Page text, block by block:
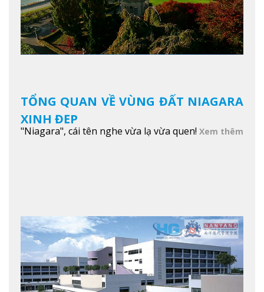
TỔNG QUAN VỀ VÙNG ĐẤT NIAGARA
XINH ĐẸP
"Niagara", cái tên nghe vừa lạ vừa quen! Xem thêm